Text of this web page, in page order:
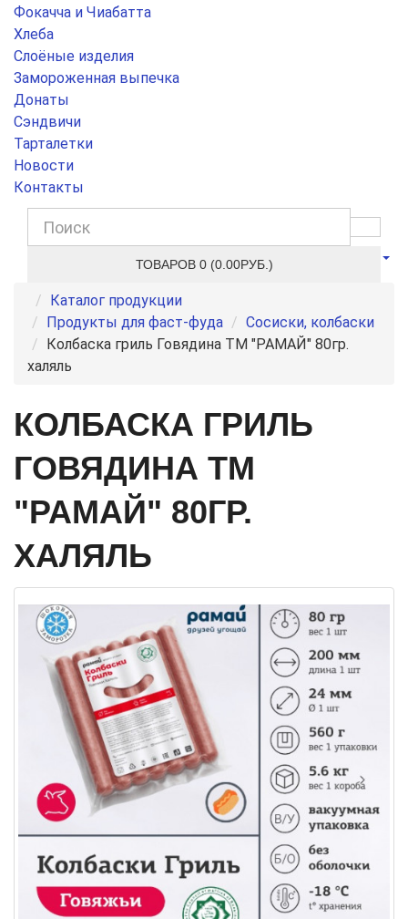
Фокачча и Чиабатта
Хлеба
Слоёные изделия
Замороженная выпечка
Донаты
Сэндвичи
Тарталетки
Новости
Контакты
ТОВАРОВ 0 (0.00РУБ.)
Каталог продукции
Продукты для фаст-фуда
Сосиски, колбаски
Колбаска гриль Говядина ТМ "РАМАЙ" 80гр.
халяль
КОЛБАСКА ГРИЛЬ
ГОВЯДИНА ТМ
"РАМАЙ" 80ГР.
ХАЛЯЛЬ